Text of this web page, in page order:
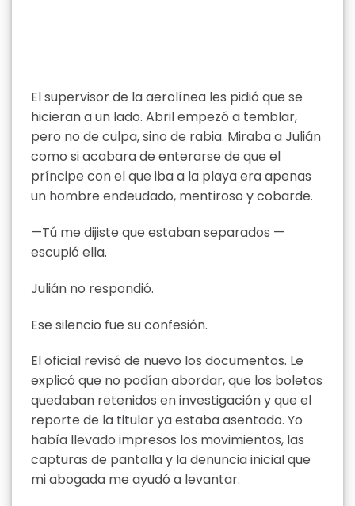
El supervisor de la aerolínea les pidió que se
hicieran a un lado. Abril empezó a temblar,
pero no de culpa, sino de rabia. Miraba a Julián
como si acabara de enterarse de que el
príncipe con el que iba a la playa era apenas
un hombre endeudado, mentiroso y cobarde.
—Tú me dijiste que estaban separados —
escupió ella.
Julián no respondió.
Ese silencio fue su confesión.
El oficial revisó de nuevo los documentos. Le
explicó que no podían abordar, que los boletos
quedaban retenidos en investigación y que el
reporte de la titular ya estaba asentado. Yo
había llevado impresos los movimientos, las
capturas de pantalla y la denuncia inicial que
mi abogada me ayudó a levantar.